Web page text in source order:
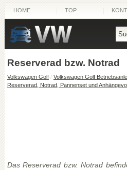
HOME TOP
Reserverad bzw. Notrad
Volkswagen Golf/ Volkswagen Golf
Reserverad, Notrad, Pannenset und
Das Reserverad bzw. Notrad